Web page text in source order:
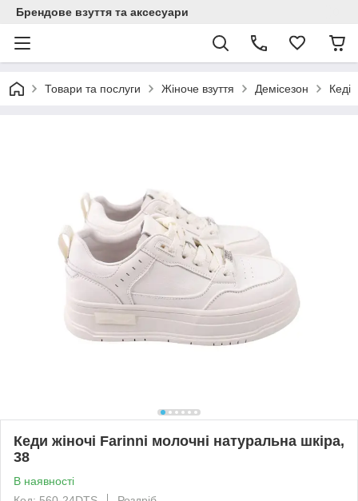
Брендове взуття та аксесуари
Товари та послуги Жіноче взуття Демісезон Кеді
Кеди жіночі Farinni молочні натуральна шкіра,
38
В наявності